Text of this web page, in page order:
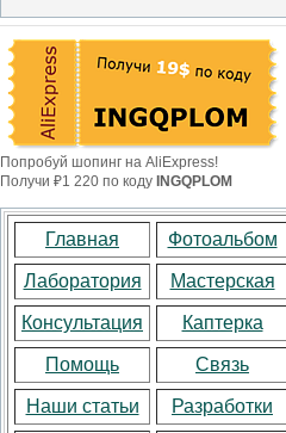
Попробуй шопинг на AliExpress!
Получи ₽1 220 по коду INGQPLOM
Главная Фотоальбом
Лаборатория Мастерская
Консультация Каптерка
Помощь Связь
Наши статьи Разработки